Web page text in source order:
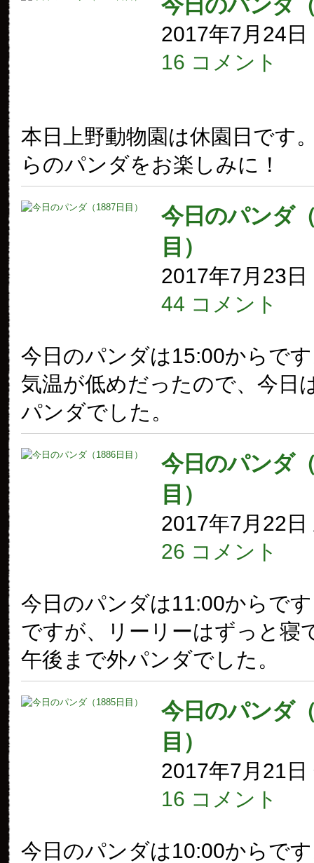
2017年7月24日
16 コメント
本日上野動物園は休園日です
らのパンダをお楽しみに！
今日のパンダ
目）
2017年7月23日
44 コメント
今日のパンダは15:00からで
気温が低めだったので、今日
パンダでした。
今日のパンダ
目）
2017年7月22日
26 コメント
今日のパンダは11:00からで
ですが、リーリーはずっと寝
午後まで外パンダでした。
今日のパンダ
目）
2017年7月21日
16 コメント
今日のパンダは10:00からで